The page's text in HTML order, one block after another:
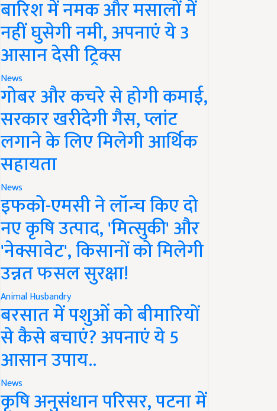
बारिश में नमक और मसालों में
नहीं घुसेगी नमी, अपनाएं ये 3
आसान देसी ट्रिक्स
News
गोबर और कचरे से होगी कमाई,
सरकार खरीदेगी गैस, प्लांट
लगाने के लिए मिलेगी आर्थिक
सहायता
News
इफको-एमसी ने लॉन्च किए दो
नए कृषि उत्पाद, 'मित्सुकी' और
'नेक्सावेट', किसानों को मिलेगी
उन्नत फसल सुरक्षा!
Animal Husbandry
बरसात में पशुओं को बीमारियों
से कैसे बचाएं? अपनाएं ये 5
आसान उपाय..
News
कृषि अनुसंधान परिसर, पटना में